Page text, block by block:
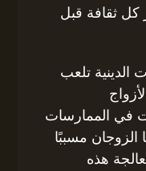
كل ثقافة قبل
الدينية تلعب
في الممارسات
الزوجان مسببًا
هذه